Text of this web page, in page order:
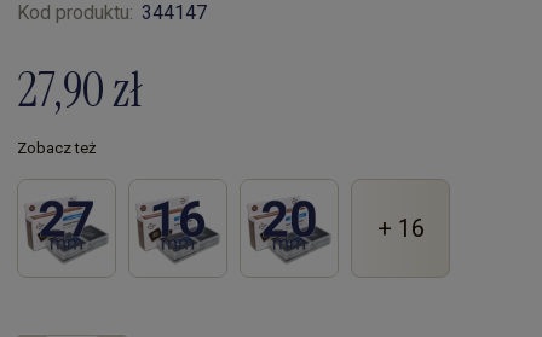
Kod produktu: 344147
27,90 zł
Zobacz też
+ 16